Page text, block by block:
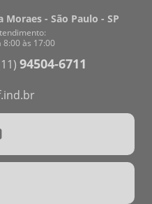
Moraes - São Paulo - SP
8:00 às 17:00
94504-6711